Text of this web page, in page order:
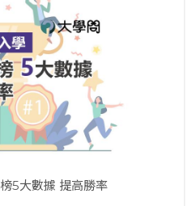
榜5大數據 提高勝率